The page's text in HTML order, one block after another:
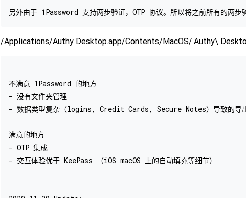
/Applications/Authy Desktop.app/Contents/MacOS/.Authy\
不满意 1Password 的地方
- 没有文件夹管理
- 数据类型复杂（logins, Credit Cards, Secure Notes）导致的导
满意的地方
- OTP 集成
- 交互体验优于 KeePass （iOS macOS 上的自动填充等细节）